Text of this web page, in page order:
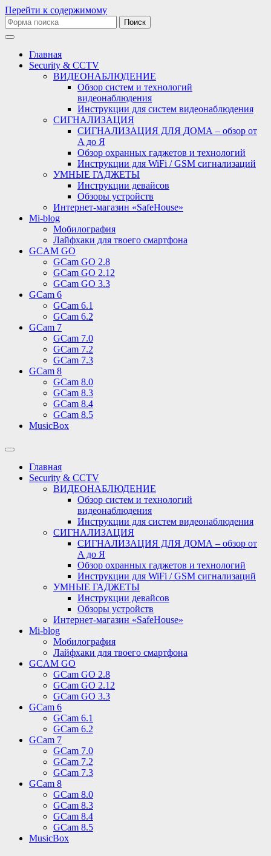
Перейти к содержимому
Поиск:
Главная
Security & CCTV
ВИДЕОНАБЛЮДЕНИЕ
Обзор систем и технологий
видеонаблюдения
Инструкции для систем видеонаблюдения
СИГНАЛИЗАЦИЯ
СИГНАЛИЗАЦИЯ ДЛЯ ДОМА – обзор от
A до Я
Обзор охранных гаджетов и технологий
Инструкции для WiFi / GSM сигнализаций
УМНЫЕ ГАДЖЕТЫ
Инструкции девайсов
Обзоры устройств
Интернет-магазин «SafeHouse»
Mi-blog
Мобилография
Лайфхаки для твоего смартфона
GCAM GO
GCam GO 2.8
GCam GO 2.12
GCam GO 3.3
GCam 6
GCam 6.1
GCam 6.2
GCam 7
GCam 7.0
GCam 7.2
GCam 7.3
GCam 8
GCam 8.0
GCam 8.3
GCam 8.4
GCam 8.5
MusicBox
Переключить
поискаГлавная
Security & CCTV
ВИДЕОНАБЛЮДЕНИЕ
Обзор систем и технологий
видеонаблюдения
Инструкции для систем видеонаблюдения
СИГНАЛИЗАЦИЯ
СИГНАЛИЗАЦИЯ ДЛЯ ДОМА – обзор от
A до Я
Обзор охранных гаджетов и технологий
Инструкции для WiFi / GSM сигнализаций
УМНЫЕ ГАДЖЕТЫ
Инструкции девайсов
Обзоры устройств
Интернет-магазин «SafeHouse»
Mi-blog
Мобилография
Лайфхаки для твоего смартфона
GCAM GO
GCam GO 2.8
GCam GO 2.12
GCam GO 3.3
GCam 6
GCam 6.1
GCam 6.2
GCam 7
GCam 7.0
GCam 7.2
GCam 7.3
GCam 8
GCam 8.0
GCam 8.3
GCam 8.4
GCam 8.5
MusicBox